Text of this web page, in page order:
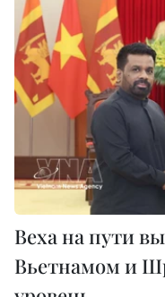
Веха на пути
Вьетнамом и